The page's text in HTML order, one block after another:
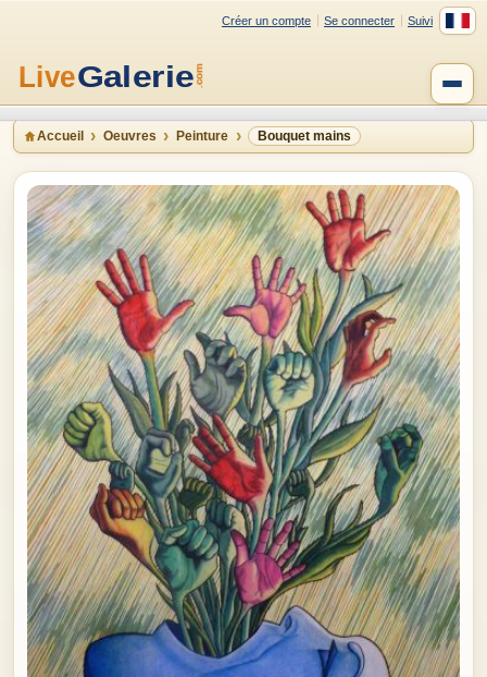
Créer un compte Se connecter Suivi
Accueil Oeuvres Peinture Bouquet mains